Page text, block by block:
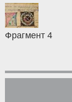
Фрагмент 4